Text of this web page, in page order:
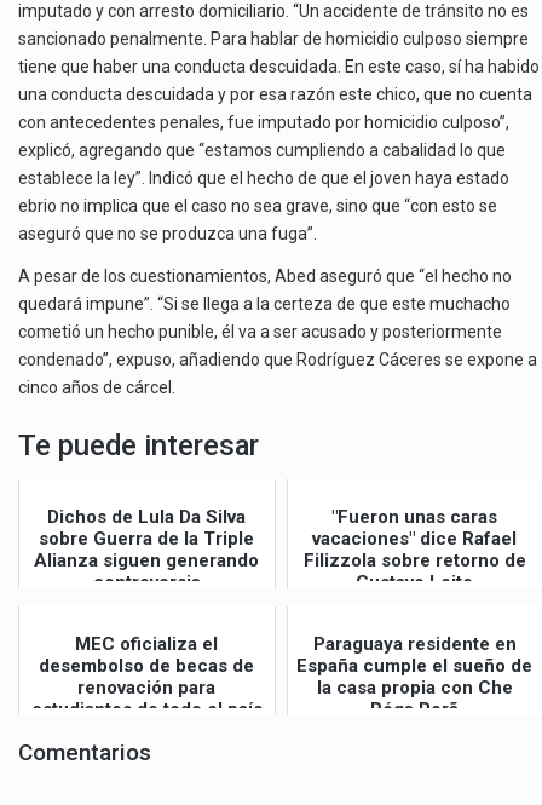
imputado y con arresto domiciliario. “Un accidente de tránsito no es
sancionado penalmente. Para hablar de homicidio culposo siempre
tiene que haber una conducta descuidada. En este caso, sí ha habido
una conducta descuidada y por esa razón este chico, que no cuenta
con antecedentes penales, fue imputado por homicidio culposo”,
explicó, agregando que “estamos cumpliendo a cabalidad lo que
establece la ley”. Indicó que el hecho de que el joven haya estado
ebrio no implica que el caso no sea grave, sino que “con esto se
aseguró que no se produzca una fuga”.
A pesar de los cuestionamientos, Abed aseguró que “el hecho no
quedará impune”. “Si se llega a la certeza de que este muchacho
cometió un hecho punible, él va a ser acusado y posteriormente
condenado”, expuso, añadiendo que Rodríguez Cáceres se expone a
cinco años de cárcel.
Te puede interesar
Dichos de Lula Da Silva
sobre Guerra de la Triple
Alianza siguen generando
controversia
"Fueron unas caras
vacaciones" dice Rafael
Filizzola sobre retorno de
Gustavo Leite
MEC oficializa el
desembolso de becas de
renovación para
estudiantes de todo el país
Paraguaya residente en
España cumple el sueño de
la casa propia con Che
Róga Porã
Comentarios